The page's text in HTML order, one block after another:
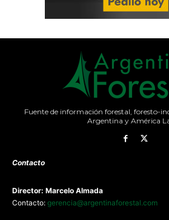
Fuente de información forestal, foresto-
Argentina y América
Contacto
Director: Marcelo Almada
Contacto: gerencia@argentinaforestal.com